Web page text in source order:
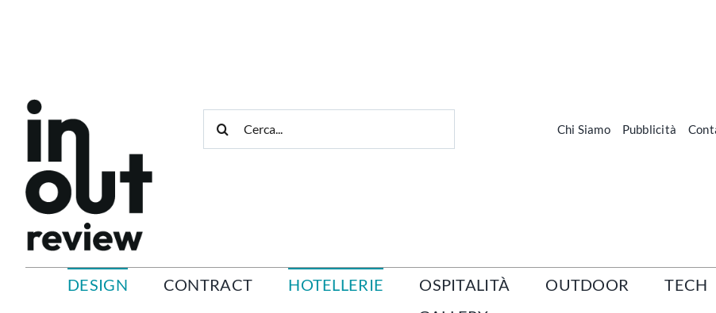
per:
Chi Siamo Pubblicità
DESIGN CONTRACT HOTELLERIE OSPITALITÀ OUTDOOR TECH